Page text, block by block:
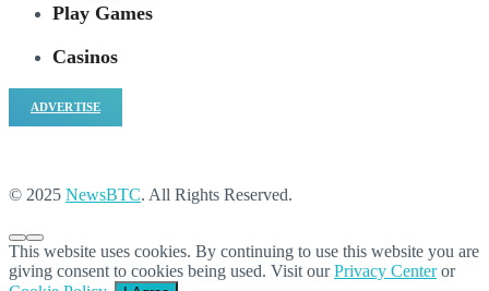
Play Games
Casinos
ADVERTISE
© 2025 NewsBTC. All Rights Reserved.
This website uses cookies. By continuing to use this website you are
giving consent to cookies being used. Visit ourPrivacy Centeror